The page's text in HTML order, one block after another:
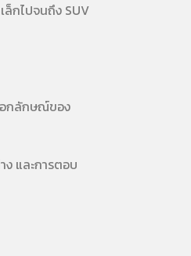
กไปจนถึง SUV
อกลักษณ์ของ
และการตอบ